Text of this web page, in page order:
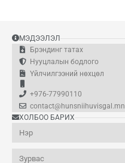
МЭДЭЭЛЭЛ
Брэндинг татах
Нууцлалын бодлого
Үйлчилгээний нөхцөл
+976-77990110
contact@hunsniihuvisgal.mn
ХОЛБОО БАРИХ